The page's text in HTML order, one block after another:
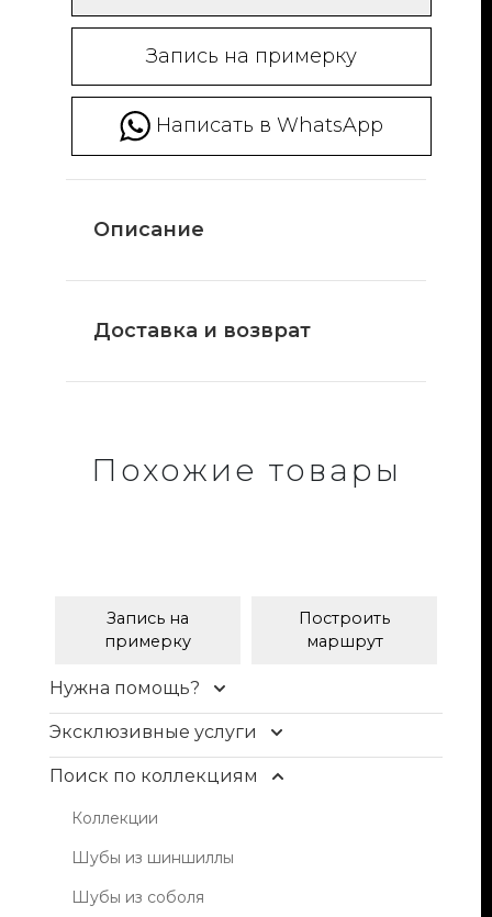
Запись на примерку
Написать в WhatsApp
Описание
Доставка и возврат
Похожие товары
Запись на
примерку
Построить
маршрут
Нужна помощь?
Контакты
Доставка и оплата
FAQ
Условия продажи
Блог
Эксклюзивные услуги
Уход и чистка меха
Рестайлинг меха
Хранение шуб
Пошив изделий
Поиск по коллекциям
Коллекции
Шубы из шиншиллы
Шубы из соболя